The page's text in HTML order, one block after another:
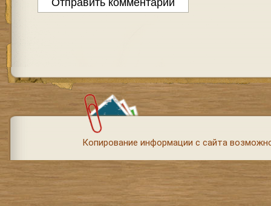
Копирование информации с сайта